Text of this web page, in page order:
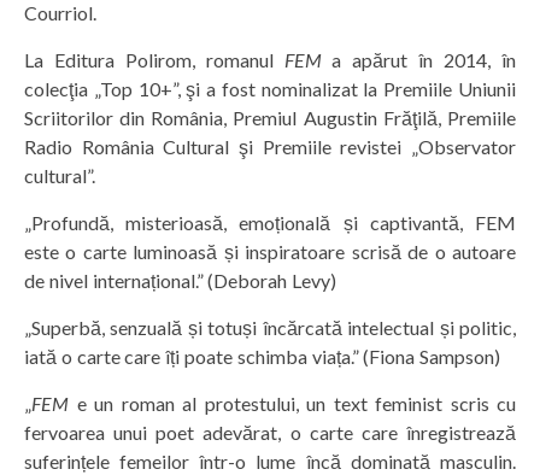
Courriol.
La Editura Polirom, romanul FEMa apărut în 2014, în
colecţia „Top 10+”, şi a fost nominalizat la Premiile Uniunii
Scriitorilor din România, Premiul Augustin Frăţilă, Premiile
Radio România Cultural şi Premiile revistei „Observator
cultural”.
„Profundă, misterioasă, emoțională și captivantă, FEM
este o carte luminoasă și inspiratoare scrisă de o autoare
de nivel internațional.” (Deborah Levy)
„Superbă, senzuală și totuși încărcată intelectual și politic,
iată o carte care îți poate schimba viața.” (Fiona Sampson)
„FEM e un roman al protestului, un text feminist scris cu
fervoarea unui poet adevărat, o carte care înregistrează
suferințele femeilor într-o lume încă dominată masculin.